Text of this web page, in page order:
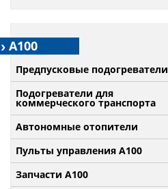
А100
Предпусковые подогреватели
Подогреватели для
коммерческого транспорта
Автономные отопители
Пульты управления A100
Запчасти А100